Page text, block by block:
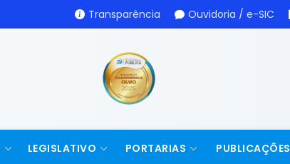
Transparência Ouvidoria / e-SIC
LEGISLATIVO PORTARIAS PUBLICAÇÕES